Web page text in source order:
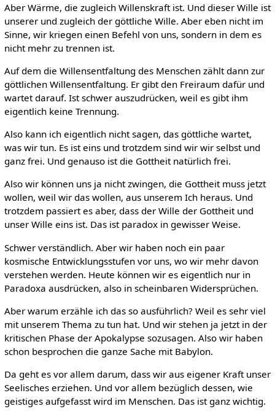
Aber Wärme, die zugleich Willenskraft ist. Und dieser Wille ist
unserer und zugleich der göttliche Wille. Aber eben nicht im
Sinne, wir kriegen einen Befehl von uns, sondern in dem es
nicht mehr zu trennen ist.
Auf dem die Willensentfaltung des Menschen zählt dann zur
göttlichen Willensentfaltung. Er gibt den Freiraum dafür und
wartet darauf. Ist schwer auszudrücken, weil es gibt ihm
eigentlich keine Trennung.
Also kann ich eigentlich nicht sagen, das göttliche wartet,
was wir tun. Es ist eins und trotzdem sind wir wir selbst und
ganz frei. Und genauso ist die Gottheit natürlich frei.
Also wir können uns ja nicht zwingen, die Gottheit muss jetzt
wollen, weil wir das wollen, aus unserem Ich heraus. Und
trotzdem passiert es aber, dass der Wille der Gottheit und
unser Wille eins ist. Das ist paradox in gewisser Weise.
Schwer verständlich. Aber wir haben noch ein paar
kosmische Entwicklungsstufen vor uns, wo wir mehr davon
verstehen werden. Heute können wir es eigentlich nur in
Paradoxa ausdrücken, also in scheinbaren Widersprüchen.
Aber warum erzähle ich das so ausführlich? Weil es sehr viel
mit unserem Thema zu tun hat. Und wir stehen ja jetzt in der
kritischen Phase der Apokalypse sozusagen. Also wir haben
schon besprochen die ganze Sache mit Babylon.
Da geht es vor allem darum, dass wir aus eigener Kraft unser
Seelisches erziehen. Und vor allem bezüglich dessen, wie
geistiges aufgefasst wird im Menschen. Das ist ganz wichtig.